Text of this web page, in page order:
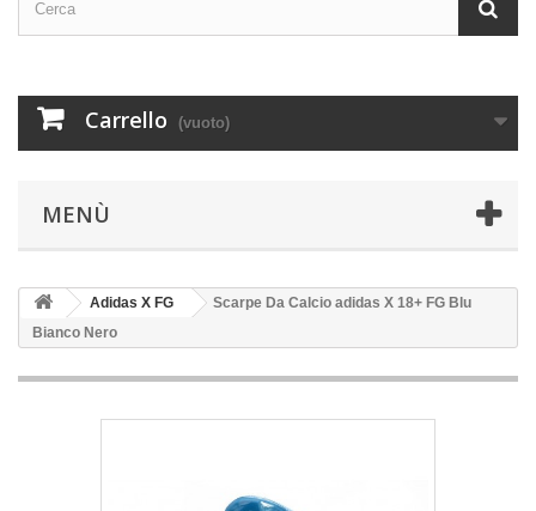
Carrello (vuoto)
MENÙ
Adidas X FG
Scarpe Da Calcio adidas X 18+ FG Blu
Bianco Nero